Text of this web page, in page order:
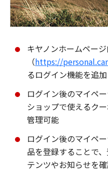
キヤノンホームペー
（https://
るログイン機能を追加
ログイン後のマイペ
ショップで使えるク
管理可能
ログイン後のマイペ
品を登録することで
テンツやお知らせを